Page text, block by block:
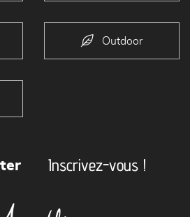
Outdoor
Inscrivez-vous !